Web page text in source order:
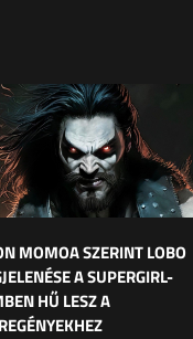
MOMOA SZERINT LOBO
A SUPERGIRL-
HŰ LESZ A